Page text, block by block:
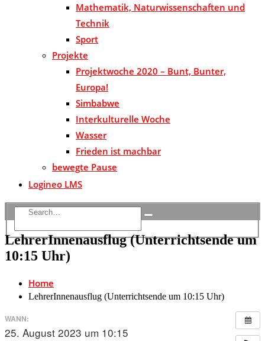
Mathematik, Naturwissenschaften und
Technik
Sport
Projekte
Projektwoche 2020 – Bunt, Bunter,
Europa!
Simbabwe
Interkulturelle Woche
Wasser
Frieden ist machbar
bewegte Pause
Logineo LMS
LehrerInnenausflug (Unterrichtsende um
10:15 Uhr)
Home
LehrerInnenausflug (Unterrichtsende um 10:15 Uhr)
WANN:
25. August 2023 um 10:15